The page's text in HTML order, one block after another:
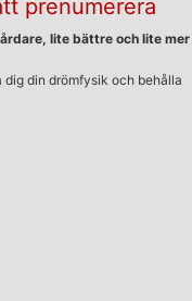
prenumerera
lite bättre och lite mer
din drömfysik och behålla